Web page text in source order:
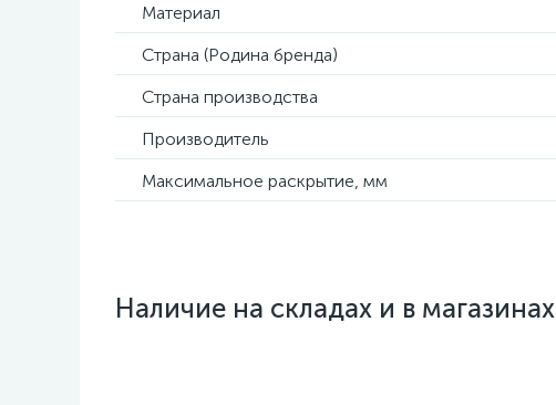
Материал
Страна (Родина бренда)
Страна производства
Производитель
Максимальное раскрытие, мм
Наличие на складах и в магазинах